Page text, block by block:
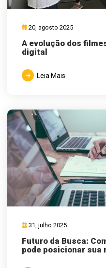
20, agosto 2025
A evolução dos
digital
Leia Mais
31, julho 2025
Futuro da Busca:
pode posicionar sua